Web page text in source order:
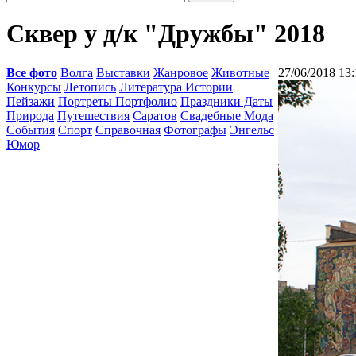
Сквер у д/к "Дружбы" 2018
Все фото Волга Выставки Жанровое Животные
Конкурсы Летопись Литература Истории
Пейзажи Портреты Портфолио Праздники Даты
Природа Путешествия Саратов Свадебные Мода
События Спорт Справочная Фотографы Энгельс
Юмор
27/06/2018